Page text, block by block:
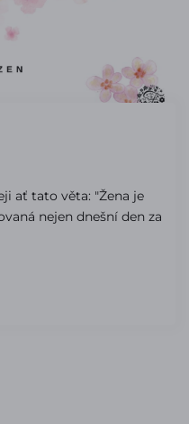
ať tato věta: "Žena je
nejen dnešní den za